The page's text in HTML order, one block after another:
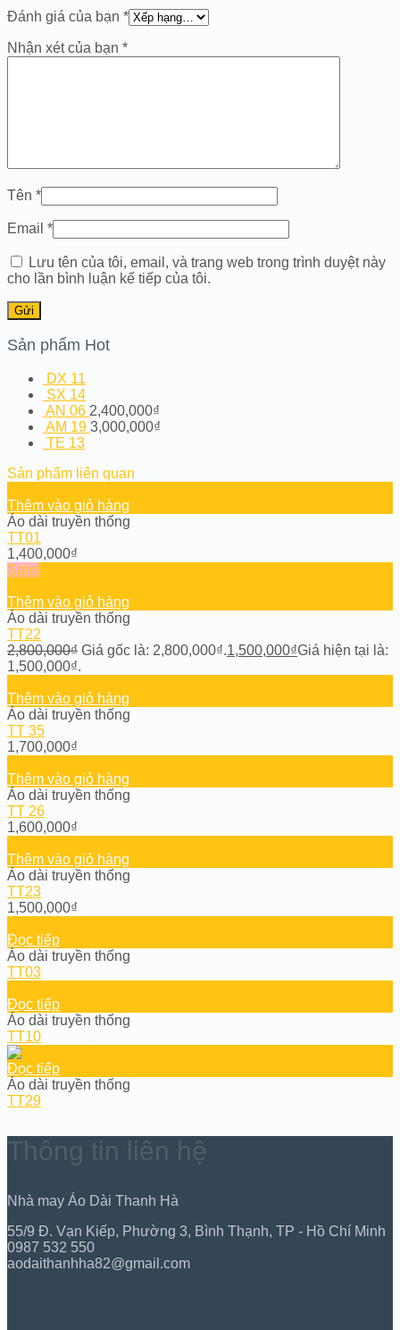
Đánh giá của bạn *
Nhận xét của bạn *
Tên *
Email *
Lưu tên của tôi, email, và trang web trong trình duyệt này
cho lần bình luận kế tiếp của tôi.
Sản phẩm Hot
DX 11
SX 14
AN 06 2,400,000₫
AM 19 3,000,000₫
TE 13
Sản phẩm liên quan
Thêm vào giỏ hàng
Áo dài truyền thống
TT01
1,400,000₫
Sale!
Thêm vào giỏ hàng
Áo dài truyền thống
TT22
2,800,000₫ Giá gốc là: 2,800,000₫.1,500,000₫Giá hiện tại là:
1,500,000₫.
Thêm vào giỏ hàng
Áo dài truyền thống
TT 35
1,700,000₫
Thêm vào giỏ hàng
Áo dài truyền thống
TT 26
1,600,000₫
Thêm vào giỏ hàng
Áo dài truyền thống
TT23
1,500,000₫
Đọc tiếp
Áo dài truyền thống
TT03
Đọc tiếp
Áo dài truyền thống
TT10
Đọc tiếp
Áo dài truyền thống
TT29
Thông tin liên hệ
Nhà may Áo Dài Thanh Hà
55/9 Đ. Vạn Kiếp, Phường 3, Bình Thạnh, TP - Hồ Chí Minh
0987 532 550
aodaithanhha82@gmail.com